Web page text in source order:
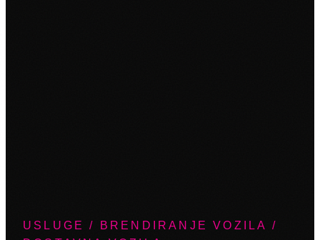
USLUGE / BRENDIRANJE VOZILA /